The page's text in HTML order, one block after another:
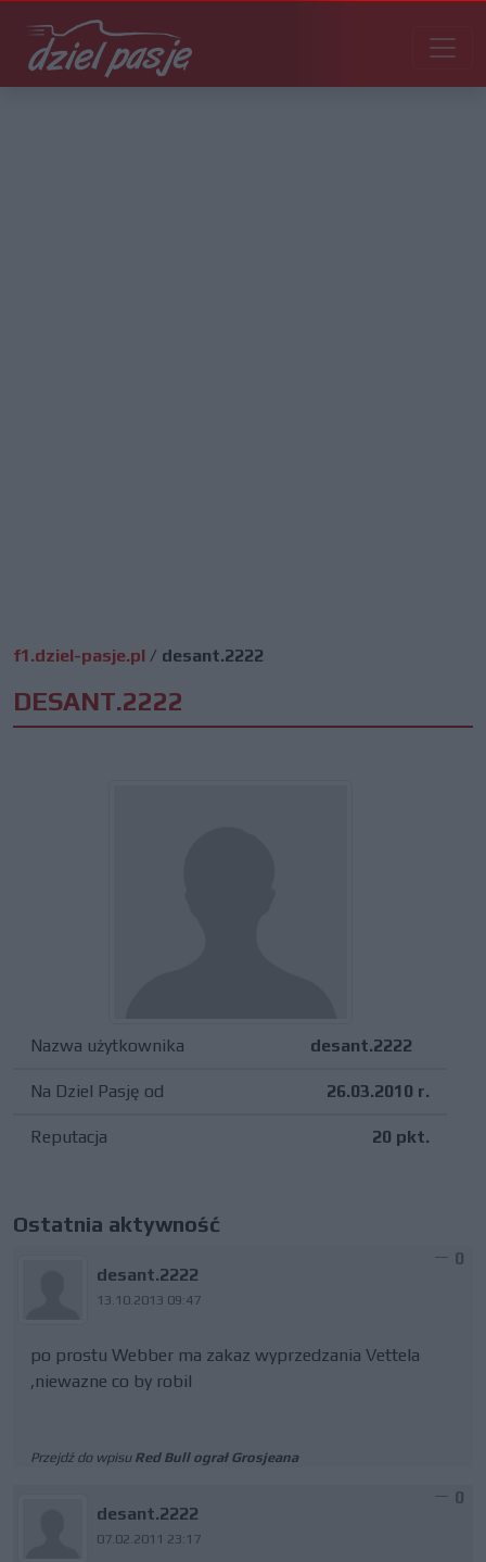
f1.dziel-pasje.pl / desant.2222
DESANT.2222
Nazwa użytkownika desant.2222
Na Dziel Pasję od 26.03.2010 r.
Reputacja 20 pkt.
Ostatnia aktywność
desant.2222
13.10.2013 09:47
0
po prostu Webber ma zakaz wyprzedzania Vettela
,niewazne co by robil
Przejdź do wpisu Red Bull ograł Grosjeana
desant.2222
07.02.2011 23:17
0